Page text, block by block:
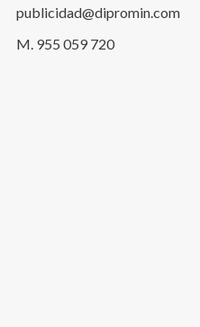
publicidad@dipromin.com
M. 955 059 720